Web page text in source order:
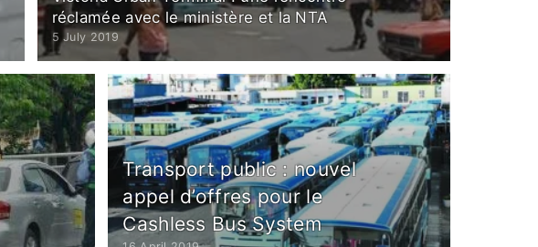
réclamée avec le ministère et la NTA
5 July 2019
Transport public : nouvel
appel d’offres pour le
Cashless Bus System